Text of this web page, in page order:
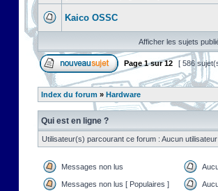
Kaico OSSC
Afficher les sujets
Page1sur12 [ 586
Index du forum » Hardware
Qui est en ligne ?
Utilisateur(s) parcourant ce forum : Aucun
Messages non lus
Messages non lus [ Populaires ]